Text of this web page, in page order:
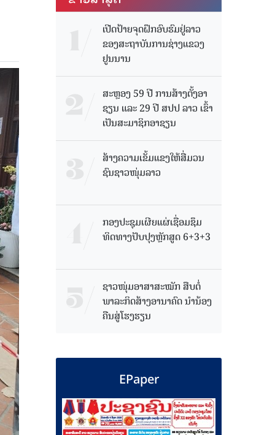
ເປີດປ້າຍຈຸດຝຶກອົບຮົມຢູ່ລາວ
ຂອງສະຖາບັນການຊ່າງແຂວງ
ຢູນນານ
ສະຫຼອງ 59 ປີ ການສ້າງຕັ້ງອາ
ຊຽນ ແລະ 29 ປີ ສປປ ລາວ ເຂົ້າ
ເປັນສະມາຊິກອາຊຽນ
ສ້າງຄວາມເຂັ້ມແຂງໃຫ້ສື່ມວນ
ຊົນຊາວໜຸ່ມລາວ
ກອງປະຊຸມເຜີຍແຜ່ເຊື່ອມຊຶມ
ທິດທາງປັບປຸງຫຼັກສູດ 6+3+3
ຊາວໜຸ່ມອາສາສະໝັກ ສືບຕໍ່
ພາລະກິດສ້າງອານາຄົດ ນໍານ້ອງ
ຄືນສູ່ໂຮງຮຽນ
EPaper